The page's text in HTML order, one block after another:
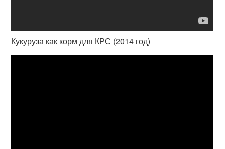
Кукуруза как корм для КРС (2014 год)